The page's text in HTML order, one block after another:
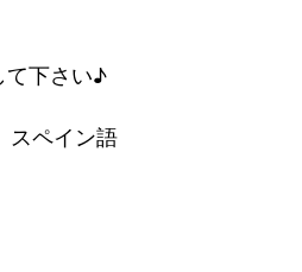
て下さい♪
ペイン語